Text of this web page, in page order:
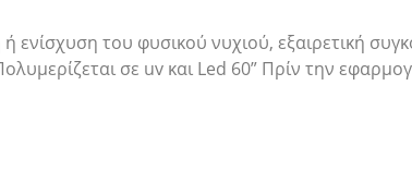
ενίσχυση του φυσικού νυχιού, εξαιρετική
σε uv και Led 60” Πρίν την